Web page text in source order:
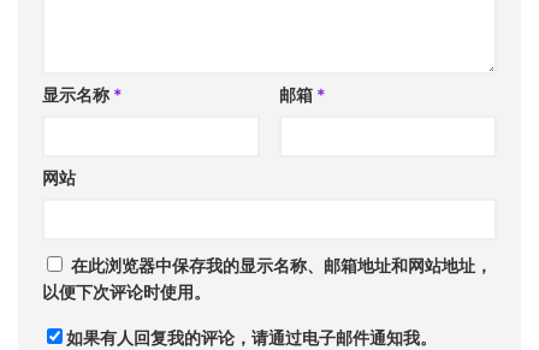
显示名称 * 邮箱 *
网站
在此浏览器中保存我的显示名称、邮箱地址和网站地址，
以便下次评论时使用。
如果有人回复我的评论，请通过电子邮件通知我。